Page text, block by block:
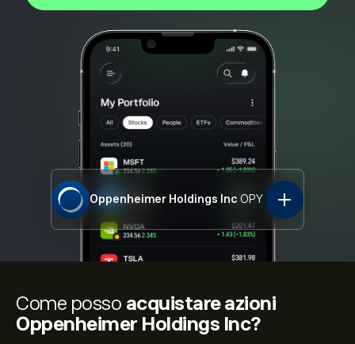
Oppenheimer Holdings Inc OPY
Come posso acquistare azioni
Oppenheimer Holdings Inc?